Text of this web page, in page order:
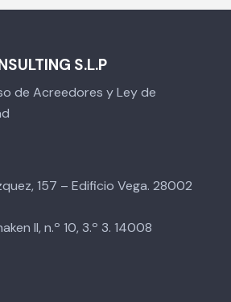
S.L.P
de Acreedores y Ley de
157 – Edificio Vega. 28002
II, n.º 10, 3.º 3. 14008